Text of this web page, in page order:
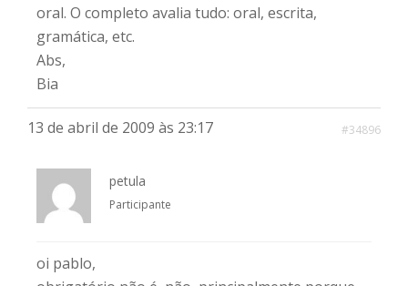
oral. O completo avalia tudo: oral, escrita,
gramática, etc.
Abs,
Bia
13 de abril de 2009 às 23:17 #34896
petula
Participante
oi pablo,